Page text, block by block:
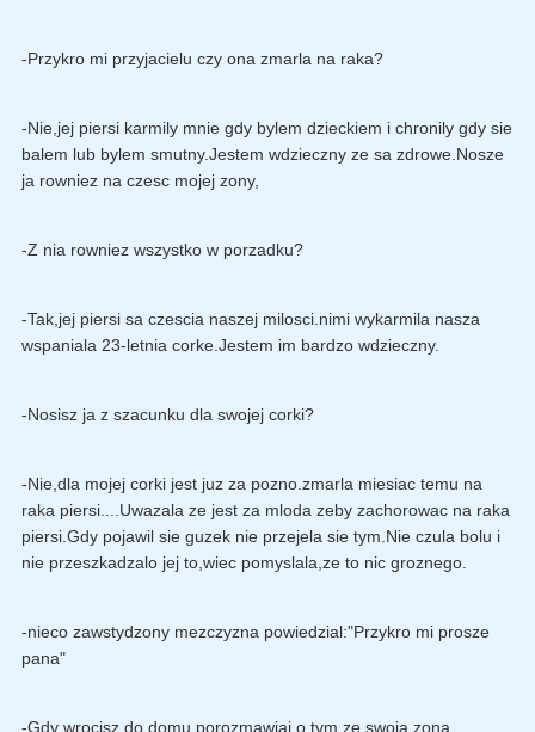
-Przykro mi przyjacielu czy ona zmarla na raka?
-Nie,jej piersi karmily mnie gdy bylem dzieckiem i chronily gdy sie
balem lub bylem smutny.Jestem wdzieczny ze sa zdrowe.Nosze
ja rowniez na czesc mojej zony,
-Z nia rowniez wszystko w porzadku?
-Tak,jej piersi sa czescia naszej milosci.nimi wykarmila nasza
wspaniala 23-letnia corke.Jestem im bardzo wdzieczny.
-Nosisz ja z szacunku dla swojej corki?
-Nie,dla mojej corki jest juz za pozno.zmarla miesiac temu na
raka piersi....Uwazala ze jest za mloda zeby zachorowac na raka
piersi.Gdy pojawil sie guzek nie przejela sie tym.Nie czula bolu i
nie przeszkadzalo jej to,wiec pomyslala,ze to nic groznego.
-nieco zawstydzony mezczyzna powiedzial:"Przykro mi prosze
pana"
-Gdy wrocisz do domu porozmawiaj o tym ze swoja zona,